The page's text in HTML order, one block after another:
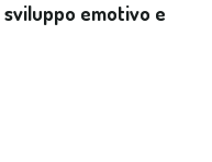
sviluppo emotivo e